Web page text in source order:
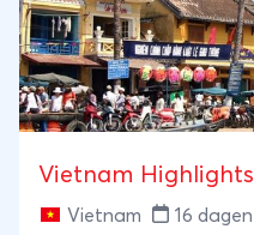
Vietnam Highlights
Vietnam 16 dagen